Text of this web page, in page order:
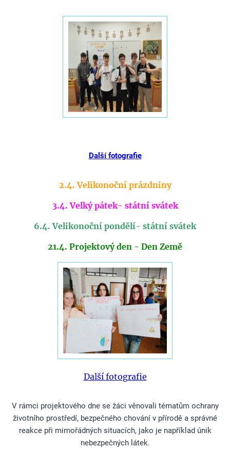
Další fotografie
2.4. Velikonoční prázdniny
3.4. Velký pátek- státní svátek
6.4. Velikonoční pondělí- státní svátek
21.4. Projektový den - Den Země
Další fotografie
V rámci projektového dne se žáci věnovali tématům ochrany
životního prostředí, bezpečného chování v přírodě a správné
reakce při mimořádných situacích, jako je například únik
nebezpečných látek.